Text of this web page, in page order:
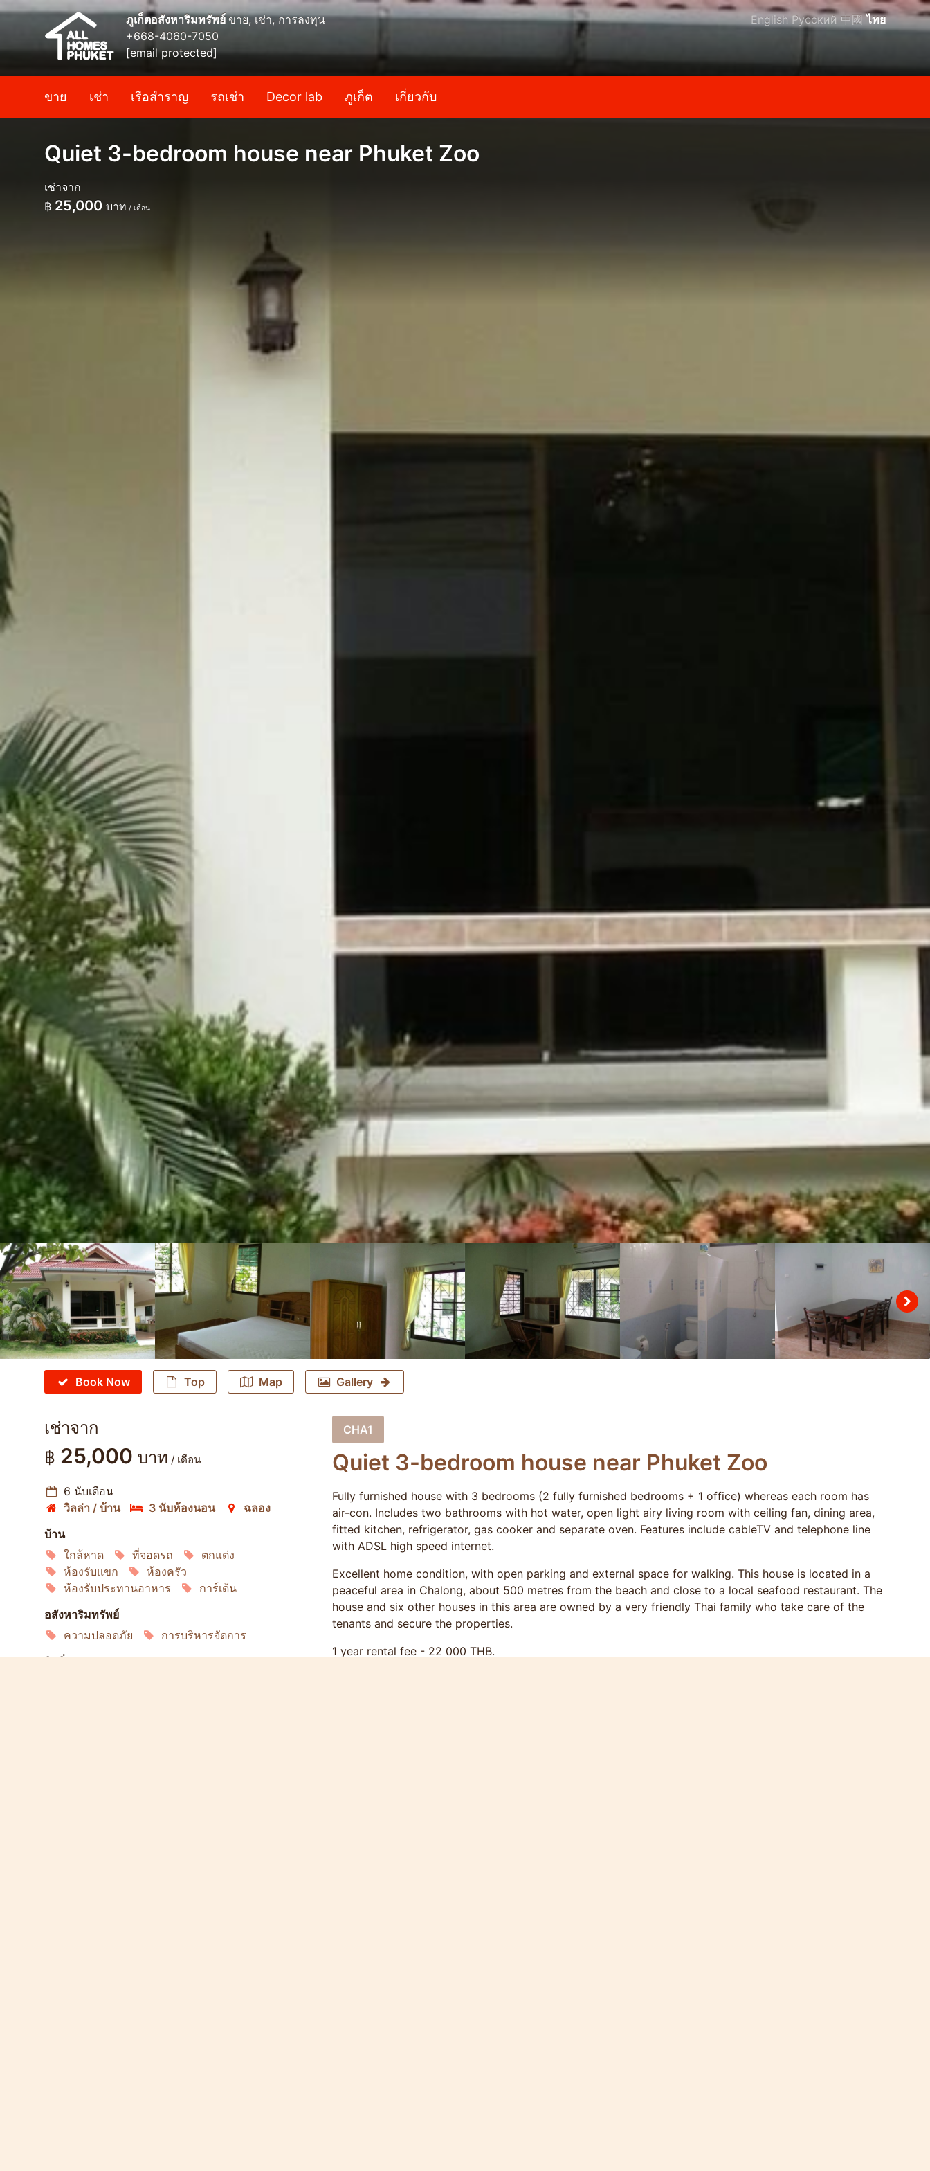
ภูเก็ตอสังหาริมทรัพย์ขาย, เช่า, การลงทุน
+668-4060-7050
[email protected]
English Русский 中國 ไทย
ขาย เช่า เรือสำราญ รถเช่า Decor lab ภูเก็ต เกี่ยวกับ
Quiet 3-bedroom house near Phuket Zoo
เช่าจาก
฿ 25,000 บาท / เดือน
Book Now Top Map Gallery
เช่าจาก
฿ 25,000 บาท / เดือน
6 นับเดือน
วิลล่า / บ้าน
3 นับห้องนอน
ฉลอง
บ้าน
ใกล้หาด
ที่จอดรถ
ตกแต่ง
ห้องรับแขก
ห้องครัว
ห้องรับประทานอาหาร
การ์เด้น
อสังหาริมทรัพย์
ความปลอดภัย
การบริหารจัดการ
ลิฟวิ่ง
CHA1
Quiet 3-bedroom house near Phuket Zoo
Fully furnished house with 3 bedrooms (2 fully furnished bedrooms + 1 office) whereas each room has
air-con. Includes two bathrooms with hot water, open light airy living room with ceiling fan, dining area,
fitted kitchen, refrigerator, gas cooker and separate oven. Features include cableTV and telephone line
with ADSL high speed internet.
Excellent home condition, with open parking and external space for walking. This house is located in a
peaceful area in Chalong, about 500 metres from the beach and close to a local seafood restaurant. The
house and six other houses in this area are owned by a very friendly Thai family who take care of the
tenants and secure the properties.
1 year rental fee - 22 000 THB.